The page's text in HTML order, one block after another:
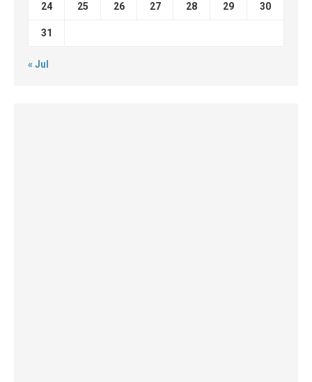
24 25 26 27 28 29 30
31
« Jul